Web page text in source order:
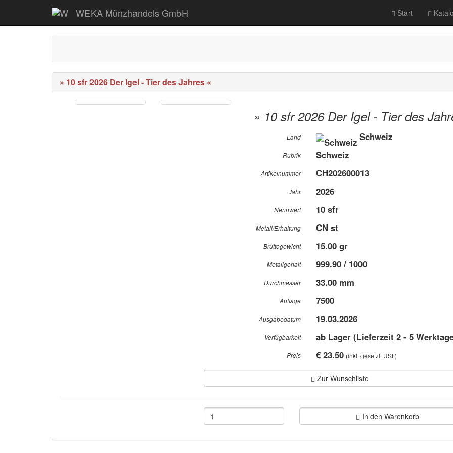
WEKA Münzhandels GmbH Start
» 10 sfr 2026 Der Igel - Tier des Jahres «
» 10 sfr 2026 Der Igel - Tier des
Land Schweiz
Rubrik Schweiz
Artikelnummer CH202600013
Jahr 2026
Nennwert 10 sfr
Metall/Erhaltung CN st
Bruttogewicht 15.00 gr
Metallgehalt 999.90 / 1000
Durchmesser 33.00 mm
Auflage 7500
Ausgabedatum 19.03.2026
Verfügbarkeit ab Lager (Lieferzeit 2 - 5
Preis € 23.50 (inkl. gesetzl. USt.)
Zur Wunschliste
In den Warenkorb